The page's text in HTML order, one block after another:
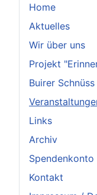
Home
Aktuelles
Wir über uns
Projekt
Buirer Schnüss
Links
Archiv
Spendenkonto
Kontakt